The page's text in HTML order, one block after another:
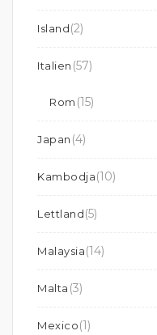
Island(2)
Italien (57)
Rom (15)
Japan (4)
Kambodja(10)
Lettland(5)
Malaysia(14)
Malta (3)
Mexico(1)